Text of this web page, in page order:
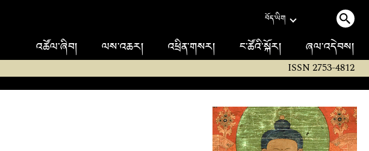
བོད་ཡིག
འཚོལ་ཞིབ། ལས་འཆར། འཕྲིན་གསར། ང་ཚོའི་སྐོར། ཞལ་འདེབས།
ISSN 2753-4812